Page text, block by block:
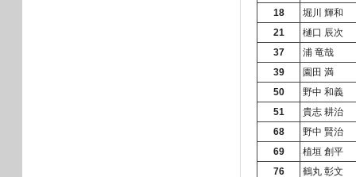
18 堀川 輝和
21 樋口 辰次
37 浦 竜哉
39 園田 満
50 野中 和義
51 貴志 耕治
68 野中 賢治
69 植垣 創平
76 鶴丸 彰文